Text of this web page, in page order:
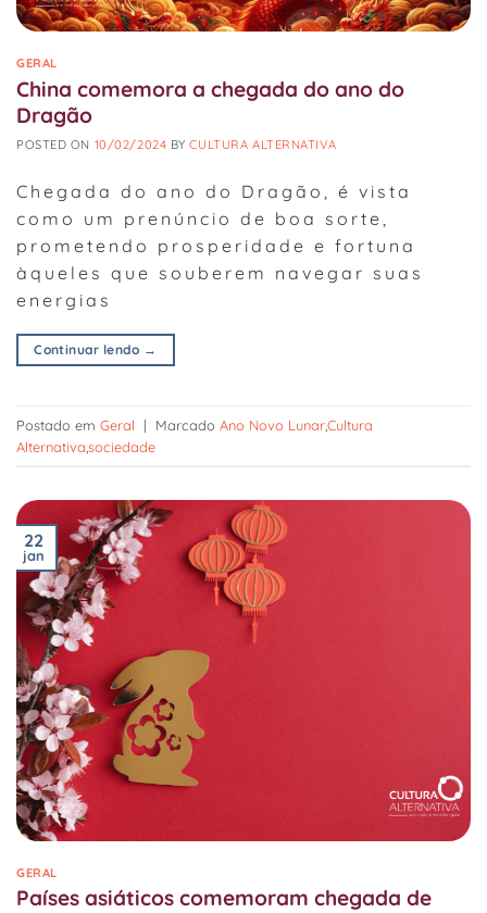
GERAL
China comemora a chegada do ano do
Dragão
POSTED ON 10/02/2024 BYCULTURA ALTERNATIVA
Chegada do ano do Dragão, é vista
como um prenúncio de boa sorte,
prometendo prosperidade e fortuna
àqueles que souberem navegar suas
energias
Continuar lendo →
Postado em Geral | Marcado Ano Novo LunarCultura
Alternativasociedade
22
jan
GERAL
Países asiáticos comemoram chegada de